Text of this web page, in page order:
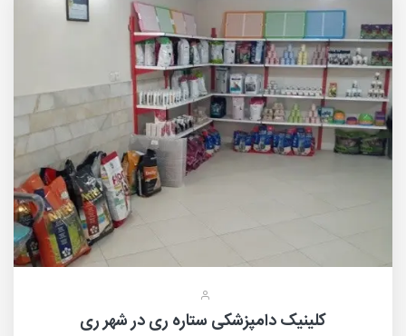
کلینیک دامپزشکی ستاره ری در شهر ری